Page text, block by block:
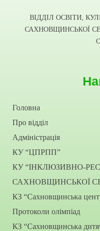
ВІДДІЛ ОСВІТИ,
САХНОВЩИНСЬКОЇ
Головна
Про відділ
Адміністрація
КУ “ЦПРПП”
КУ “ІНКЛЮЗИВНО-
САХНОВЩИНСЬКОЇ
КЗ “Сахновщинська
Протоколи олімпіад
КЗ “Сахновщинська